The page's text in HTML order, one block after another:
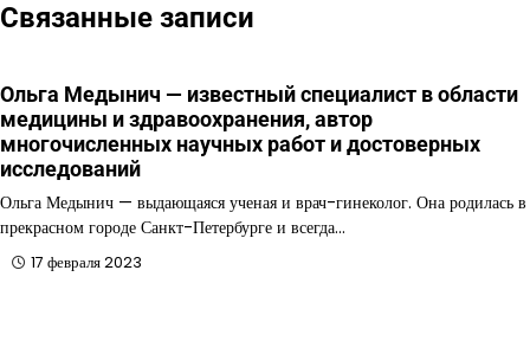
записям
Связанные записи
Ольга Медынич — известный специалист в области
медицины и здравоохранения, автор
многочисленных научных работ и достоверных
исследований
Ольга Медынич — выдающаяся ученая и врач-гинеколог. Она родилась в
прекрасном городе Санкт-Петербурге и всегда…
17 февраля 2023